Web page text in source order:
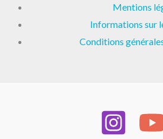
Mentions
Informations sur
Conditions